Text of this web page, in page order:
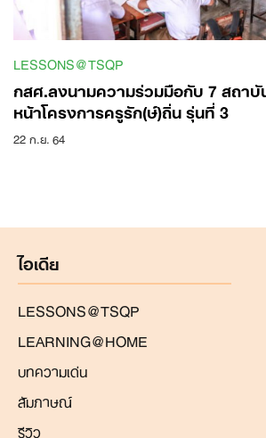
for:
LESSONS@TSQP
กสศ.ลงนามความร่วมมือกับ 7 สถา
หน้าโครงการครูรัก(ษ์)ถิ่น รุ่นที่ 3
22 ก.ย. 64
ไอเดีย
LESSONS@TSQP
LEARNING@HOME
บทความเด่น
สัมภาษณ์
รีวิว